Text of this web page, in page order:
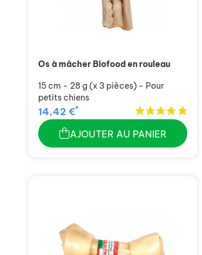
Os à mâcher Biofood en rouleau
15 cm - 28 g (x 3 pièces) - Pour
petits chiens
14,42 €*
AJOUTER AU PANIER